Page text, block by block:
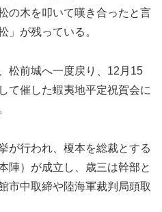
の木を叩いて嘆き合ったと言
」が残っている。
松前城へ一度戻り、12月15
て催した蝦夷地平定祝賀会に
が行われ、榎本を総裁とする
陣）が成立し、歳三は幹部と
市中取締や陸海軍裁判局頭取